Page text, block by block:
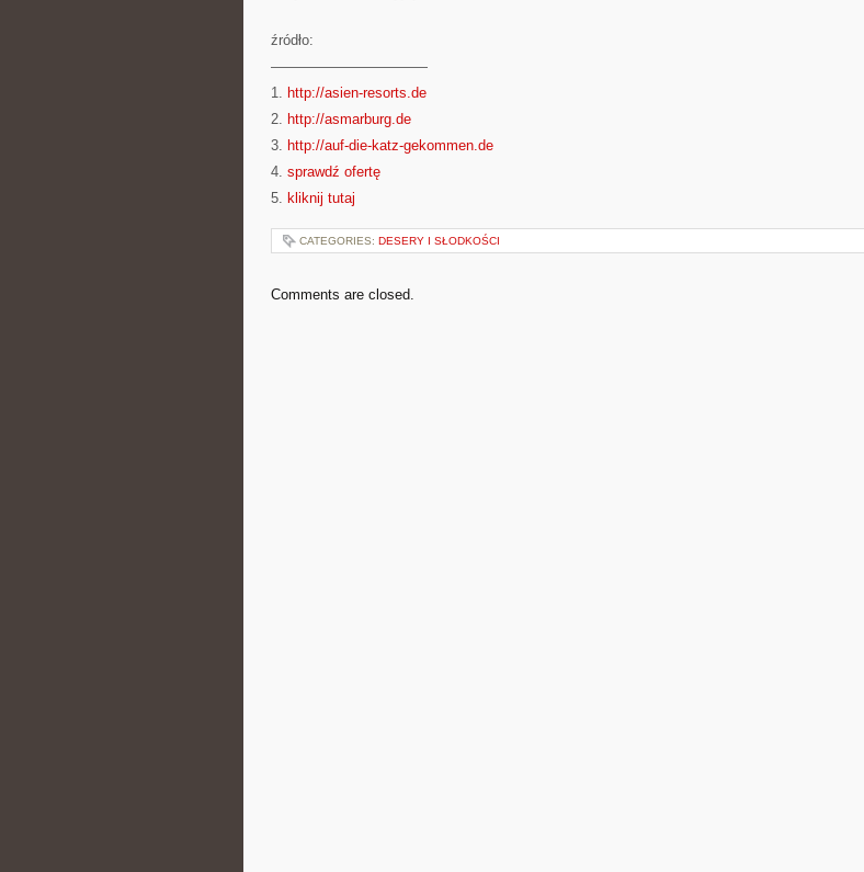
źródło:
———————————
1. http://asien-resorts.de
2. http://asmarburg.de
3. http://auf-die-katz-gekommen.de
4. sprawdź ofertę
5. kliknij tutaj
CATEGORIES: DESERY I SŁODKOŚCI
Comments are closed.